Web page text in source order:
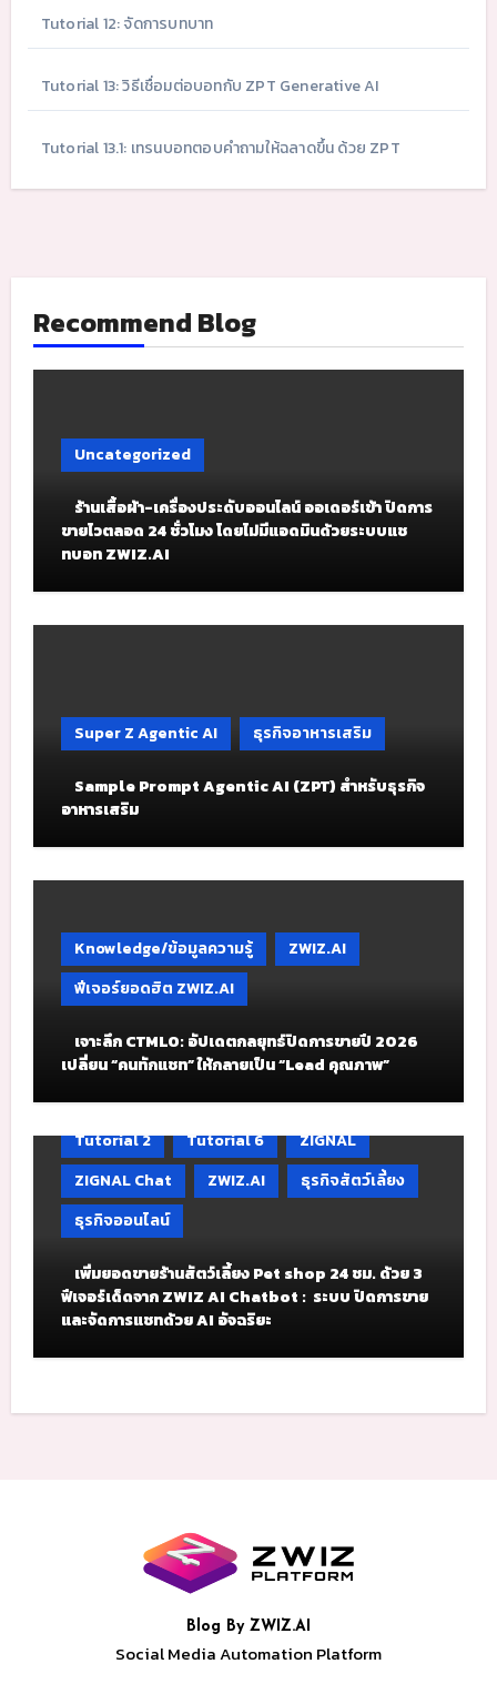
Tutorial 12: จัดการบทบาท
Tutorial 13: วิธีเชื่อมต่อบอทกับ ZPT Generative AI
Tutorial 13.1: เทรนบอทตอบคำถามให้ฉลาดขึ้น ด้วย ZPT
Recommend Blog
Uncategorized
ร้านเสื้อผ้า-เครื่องประดับออนไลน์ ออเดอร์เข้า ปิดการ
ขายไวตลอด 24 ชั่วโมง โดยไม่มีแอดมินด้วยระบบแช
ทบอท ZWIZ.AI
Super Z Agentic AI ธุรกิจอาหารเสริม
Sample Prompt Agentic AI (ZPT) สำหรับธุรกิจ
อาหารเสริม
Knowledge/ข้อมูลความรู้
ZWIZ.AI
ฟีเจอร์ยอดฮิต ZWIZ.AI
เจาะลึก CTMLO: อัปเดตกลยุทธ์ปิดการขายปี 2026
เปลี่ยน “คนทักแชท” ให้กลายเป็น “Lead คุณภาพ”
Tutorial 2 Tutorial 6
ZIGNAL
ZIGNAL Chat
ZWIZ.AI
ธุรกิจสัตว์เลี้ยง
ธุรกิจออนไลน์
เพิ่มยอดขายร้านสัตว์เลี้ยง Pet shop 24 ชม. ด้วย 3
ฟีเจอร์เด็ดจาก ZWIZ AI Chatbot : ระบบ ปิดการขาย
และจัดการแชทด้วย AI อัจฉริยะ
Blog By ZWIZ.AI
Social Media Automation Platform